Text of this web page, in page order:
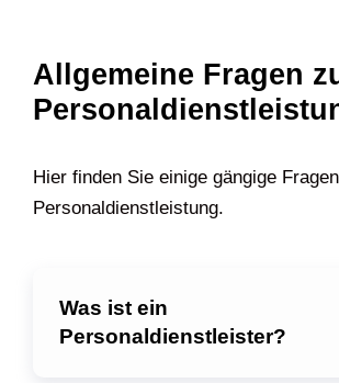
Allgemeine Fragen
Hier finden Sie einige gängige
Personaldienstleistung.
Was ist ein
Personaldienstleister?